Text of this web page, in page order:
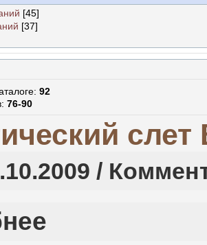
[45]
[37]
: 92
: 76-90
/